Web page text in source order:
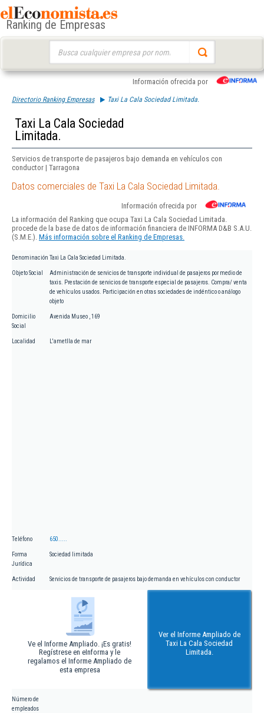
Ranking de Empresas
Información ofrecida por
Directorio Ranking Empresas Taxi La Cala Sociedad Limitada.
Taxi La Cala Sociedad
Limitada.
Servicios de transporte de pasajeros bajo demanda en vehículos con
conductor | Tarragona
Datos comerciales de Taxi La Cala Sociedad Limitada.
Información ofrecida por
La información del Ranking que ocupa Taxi La Cala Sociedad Limitada.
procede de la base de datos de información financiera de INFORMA D&B S.A.U.
(S.M.E.). Más información sobre el Ranking de Empresas.
Denominación Taxi La Cala Sociedad Limitada.
Objeto Social
Administración de servicios de transporte individual de pasajeros por medio de
taxis. Prestación de servicios de transporte especial de pasajeros. Compra/ venta
de vehículos usados. Participación en otras sociedades de indéntico o análogo
objeto
Domicilio
Social
Avenida Museo , 169
Localidad L'ametlla de mar
Teléfono 650.....
Forma
Jurídica
Sociedad limitada
Actividad Servicios de transporte de pasajeros bajo demanda en vehículos con conductor
Ve el Informe Ampliado. ¡Es gratis!
Regístrese en eInforma y le
regalamos el Informe Ampliado de
esta empresa
Ver el Informe Ampliado de
Taxi La Cala Sociedad
Limitada.
Número de
empleados